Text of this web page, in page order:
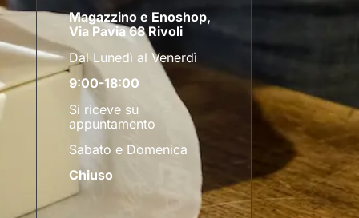
Magazzino e Enoshop,
Via Pavia 68 Rivoli
Dal Lunedì al Venerdì
9:00-18:00
Si riceve su
appuntamento
Sabato e Domenica
Chiuso